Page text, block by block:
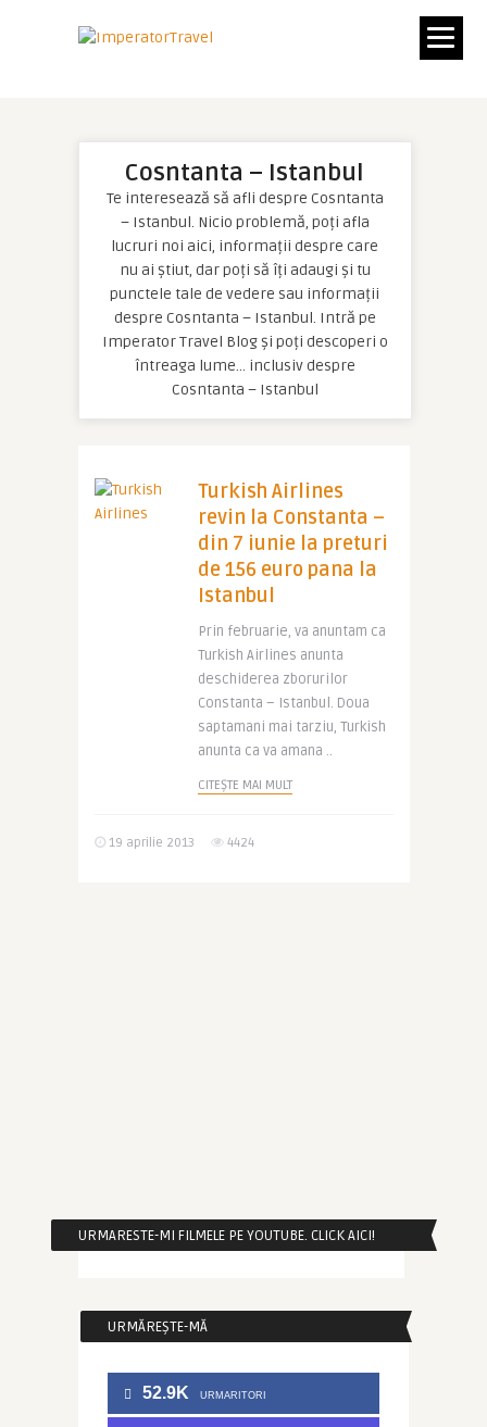
Cosntanta – Istanbul
Te interesează să afli despre Cosntanta
– Istanbul. Nicio problemă, poți afla
lucruri noi aici, informații despre care
nu ai știut, dar poți să îți adaugi și tu
punctele tale de vedere sau informații
despre Cosntanta – Istanbul. Intră pe
Imperator Travel Blog și poți descoperi o
întreaga lume… inclusiv despre
Cosntanta – Istanbul
Turkish Airlines
revin la Constanta –
din 7 iunie la preturi
de 156 euro pana la
Istanbul
Prin februarie, va anuntam ca
Turkish Airlines anunta
deschiderea zborurilor
Constanta – Istanbul. Doua
saptamani mai tarziu, Turkish
anunta ca va amana ..
CITEȘTE MAI MULT
19 aprilie 2013 4424
URMARESTE-MI FILMELE PE YOUTUBE. CLICK AICI!
URMĂREȘTE-MĂ
52.9K URMARITORI